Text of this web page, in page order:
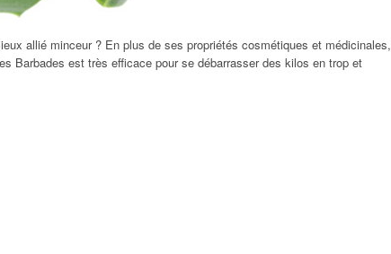
allié minceur ? En plus de ses propriétés cosmétiques et médicinales,
Barbades est très efficace pour se débarrasser des kilos en trop et